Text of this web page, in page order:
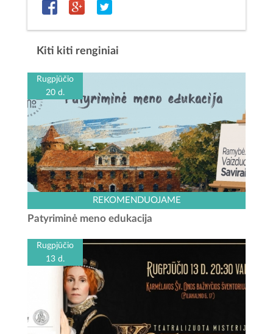
Kiti kiti renginiai
Rugpjūčio
20 d.
Kauno rajono turizmo ir verslo informacijos centras kviečia
išbandyti naują veiklą – „Patyriminę meno edukaciją“. Šis
užsiėmimas skirtas įvairaus amžiaus dalyviams,...
REKOMENDUOJAME
Patyriminė meno edukacija
Rugpjūčio
13 d.